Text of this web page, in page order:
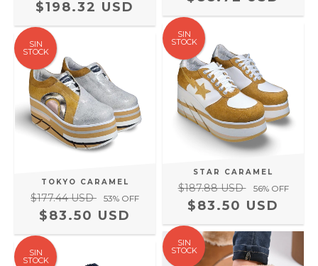
$198.32 USD
SIN
STOCK
TOKYO CARAMEL
$177.44 USD 53% OFF
$83.50 USD
SIN
STOCK
STAR CARAMEL
$187.88 USD 56% OFF
$83.50 USD
SIN
STOCK
SIN
STOCK